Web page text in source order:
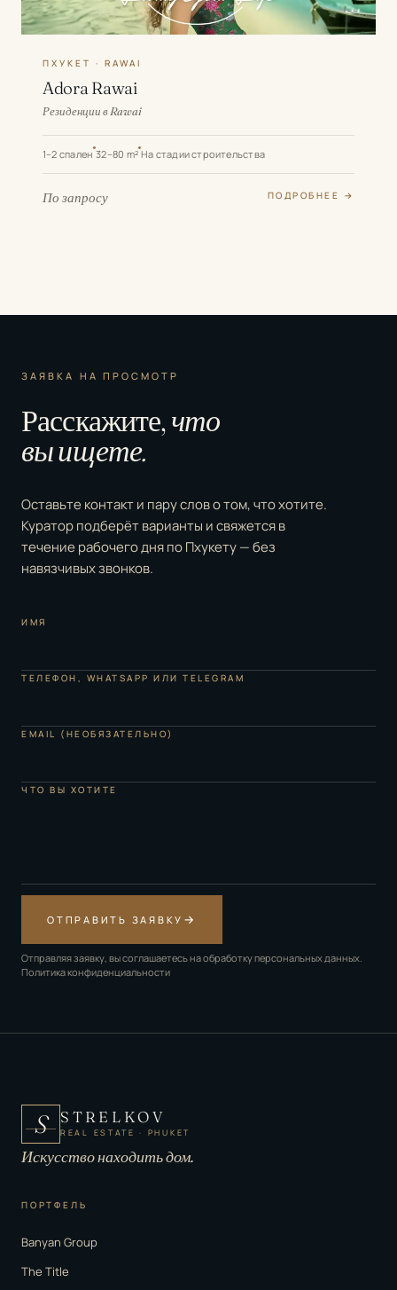
ПХУКЕТ · RAWAI
Adora Rawai
Резиденции в Rawai
1–2 спален 32–80 m² На стадии строительства
По запросу ПОДРОБНЕЕ →
ЗАЯВКА НА ПРОСМОТР
Расскажите,что
вы ищете.
Оставьте контакт и пару слов о том, что хотите.
Куратор подберёт варианты и свяжется в
течение рабочего дня по Пхукету — без
навязчивых звонков.
ИМЯ
ТЕЛЕФОН, WHATSAPP ИЛИ TELEGRAM
EMAIL (НЕОБЯЗАТЕЛЬНО)
ЧТО ВЫ ХОТИТЕ
ОТПРАВИТЬ ЗАЯВКУ →
Отправляя заявку, вы соглашаетесь на обработку персональных данных.
Политика конфиденциальности
S STRELKOV
REAL ESTATE · PHUKET
Искусство находить дом.
ПОРТФЕЛЬ
Banyan Group
The Title